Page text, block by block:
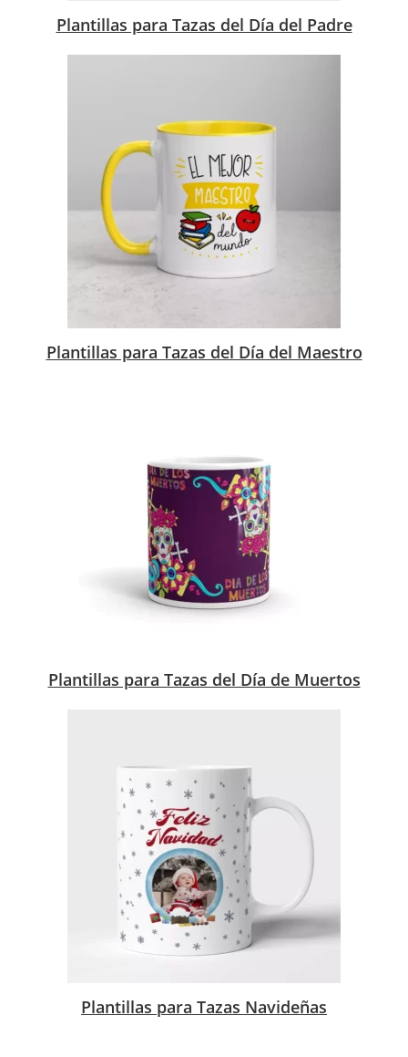
Plantillas para Tazas del Día del Padre
Plantillas para Tazas del Día del Maestro
Plantillas para Tazas del Día de Muertos
Plantillas para Tazas Navideñas